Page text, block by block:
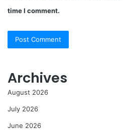
time I comment.
Archives
August 2026
July 2026
June 2026